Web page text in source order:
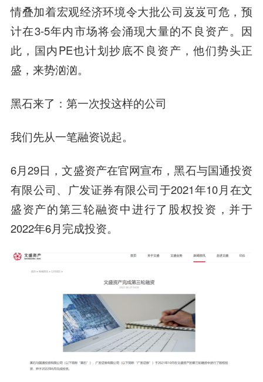
情叠加着宏观经济环境令大批公司岌岌可危，预
计在3-5年内市场将会涌现大量的不良资产。因
此，国内PE也计划抄底不良资产，他们势头正
盛，来势汹汹。
黑石来了：第一次投这样的公司
我们先从一笔融资说起。
6月29日，文盛资产在官网宣布，黑石与国通投资
有限公司、广发证券有限公司于2021年10月在文
盛资产的第三轮融资中进行了股权投资，并于
2022年6月完成投资。